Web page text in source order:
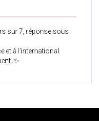
sur 7, réponse sous
et à l’international.
✨